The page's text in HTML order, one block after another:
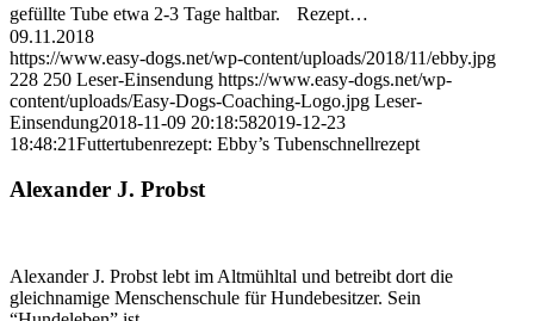
gefüllte Tube etwa 2-3 Tage haltbar. Rezept…
09.11.2018
https://www.easy-dogs.net/wp-content/uploads/2018/11/ebby.jpg
228 250 Leser-Einsendung https://www.easy-dogs.net/wp-
content/uploads/Easy-Dogs-Coaching-Logo.jpg Leser-
Einsendung2018-11-09 20:18:582019-12-23
18:48:21Futtertubenrezept: Ebby’s Tubenschnellrezept
Alexander J. Probst
Alexander J. Probst lebt im Altmühltal und betreibt dort die
gleichnamige Menschenschule für Hundebesitzer. Sein